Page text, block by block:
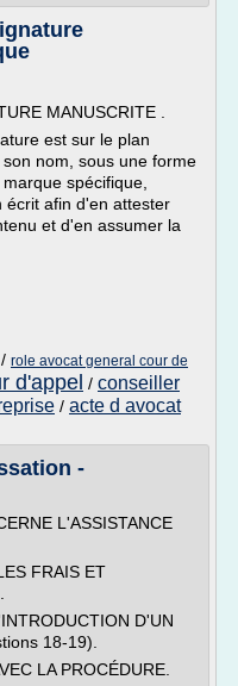
MANUSCRITE .
est sur le plan
nom, sous une forme
spécifique,
écrit afin d'en attester
et d'en assumer la
/ role avocat general cour de
d'appel / conseiller
/ acte d avocat
-
L'ASSISTANCE
FRAIS ET
D'UN
18-19).
LA PROCÉDURE.